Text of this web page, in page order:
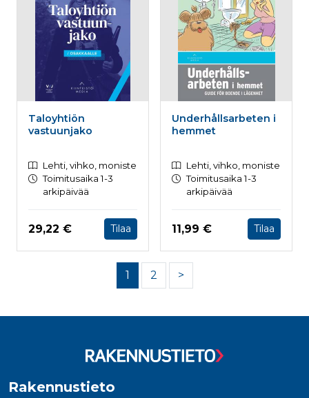
Taloyhtiön
vastuunjako
Lehti, vihko, moniste
Toimitusaika 1-3
arkipäivää
Hinta nyt
29,22 € Tilaa
Underhållsarbeten i
hemmet
Lehti, vihko, moniste
Toimitusaika 1-3
arkipäivää
Hinta nyt
11,99 € Tilaa
1 2 >
Rakennustieto